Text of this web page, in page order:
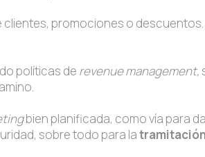
promociones o
políticas de revenue management,
bien planificada, como vía para
sobre todo para la